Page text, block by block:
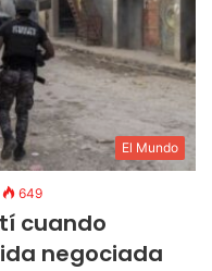
El Mundo
649
cuando
negociada